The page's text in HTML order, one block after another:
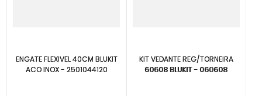
ENGATE FLEXIVEL 40CM BLUKIT
ACO INOX - 2501044120
KIT VEDANTE REG/TORNEIRA
60608 BLUKIT - 060608